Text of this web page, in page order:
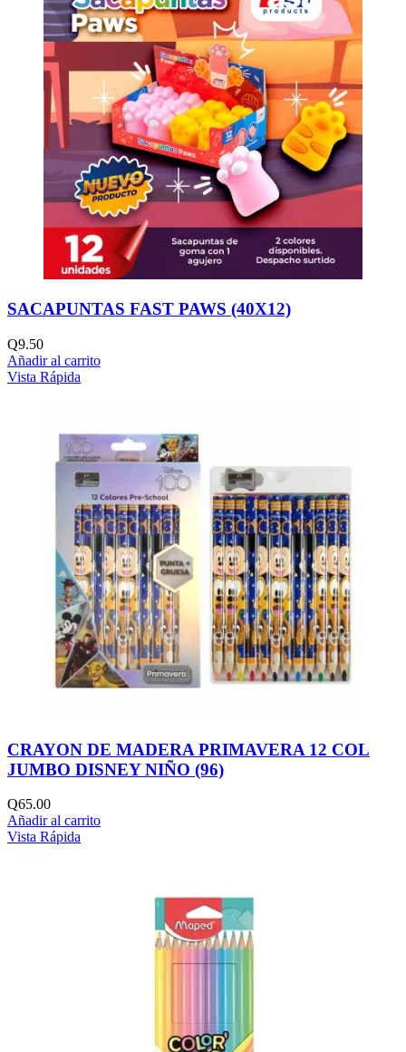
SACAPUNTAS FAST PAWS (40X12)
Q9.50
Añadir al carrito
Vista Rápida
CRAYON DE MADERA PRIMAVERA 12 COL
JUMBO DISNEY NIÑO (96)
Q65.00
Añadir al carrito
Vista Rápida